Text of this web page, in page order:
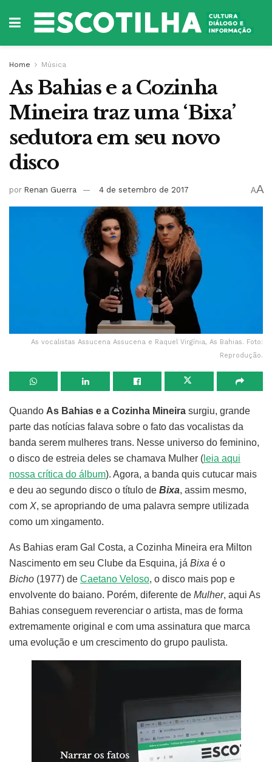
Home Música
As Bahias e a Cozinha
Mineira traz uma ‘Bixa’
sedutora em seu novo
disco
por Renan Guerra 4 de setembro de 2017 AA
As vocalistas Assucena Assucena e Raquel Virgínia, As Bahias. Foto:
Reprodução.
Quando As Bahias e a Cozinha Mineira surgiu, grande
parte das notícias falava sobre o fato das vocalistas da
banda serem mulheres trans. Nesse universo do feminino,
o disco de estreia deles se chamava Mulher ( leia aqui
nossa crítica do álbum). Agora, a banda quis cutucar mais
e deu ao segundo disco o título de Bixa, assim mesmo,
com X, se apropriando de uma palavra sempre utilizada
como um xingamento.
As Bahias eram Gal Costa, a Cozinha Mineira era Milton
Nascimento em seu Clube da Esquina, já Bixa é o
Bicho (1977) de Caetano Veloso, o disco mais pop e
envolvente do baiano. Porém, diferente de Mulher, aqui As
Bahias conseguem reverenciar o artista, mas de forma
extremamente original e com uma assinatura que marca
uma evolução e um crescimento do grupo paulista.